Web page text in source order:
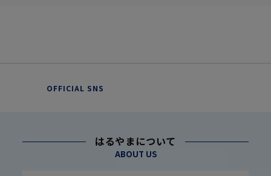
OFFICIAL SNS
はるやまについて
ABOUT US